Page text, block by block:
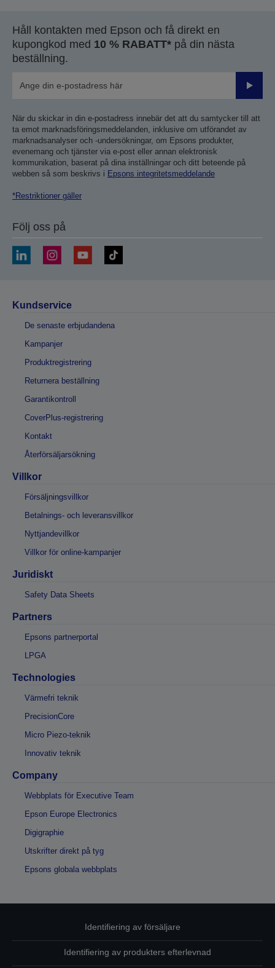
Håll kontakten med Epson och få direkt en
kupongkod med 10 % RABATT* på din nästa
beställning.
Skicka
När du skickar in din e-postadress innebär det att du samtycker till att
ta emot marknadsföringsmeddelanden, inklusive om utförandet av
marknadsanalyser och -undersökningar, om Epsons produkter,
evenemang och tjänster via e-post eller annan elektronisk
kommunikation, baserat på dina inställningar och ditt beteende på
webben så som beskrivs i Epsons integritetsmeddelande
*Restriktioner gäller
Följ oss på
Kundservice
De senaste erbjudandena
Kampanjer
Produktregistrering
Returnera beställning
Garantikontroll
CoverPlus-registrering
Kontakt
Återförsäljarsökning
Villkor
Försäljningsvillkor
Betalnings- och leveransvillkor
Nyttjandevillkor
Villkor för online-kampanjer
Juridiskt
Safety Data Sheets
Partners
Epsons partnerportal
LPGA
Technologies
Värmefri teknik
PrecisionCore
Micro Piezo-teknik
Innovativ teknik
Company
Webbplats för Executive Team
Epson Europe Electronics
Digigraphie
Utskrifter direkt på tyg
Epsons globala webbplats
Identifiering av försäljare
Identifiering av produkters efterlevnad